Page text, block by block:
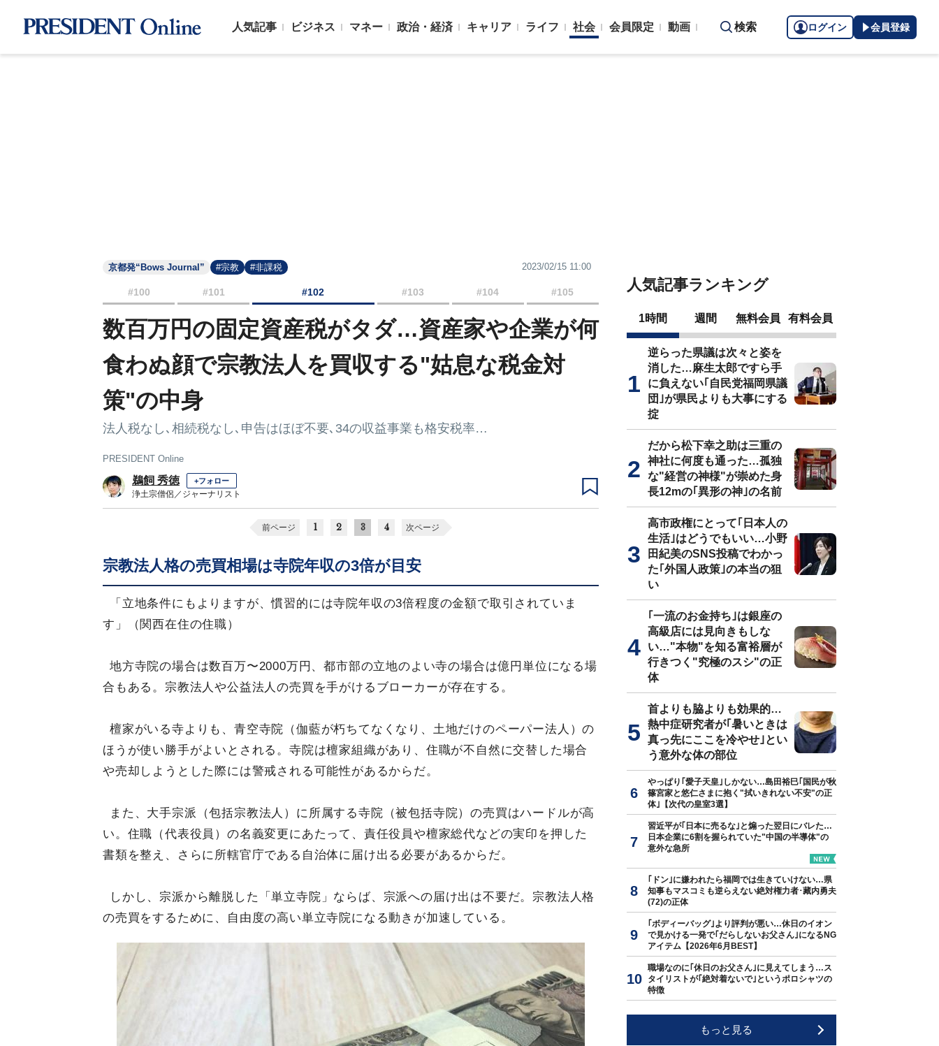
人気記事 ビジネス マネー 政治・経済 キャリア ライフ 社会 会員限定 動画 検索 ログイン 会員登録
京都発“Bows Journal” #宗教 #非課税 2023/02/15 11:00
#100 #101 #102 #103 #104 #105
数百万円の固定資産税がタダ…資産家や企業が何
食わぬ顔で宗教法人を買収する"姑息な税金対
策"の中身
法人税なし､相続税なし､申告はほぼ不要､34の収益事業も格安税率…
PRESIDENT Online
鵜飼 秀徳 +フォロー
浄土宗僧侶／ジャーナリスト
前ページ 1 2 3 4 次ページ
宗教法人格の売買相場は寺院年収の3倍が目安
「立地条件にもよりますが、慣習的には寺院年収の3倍程度の金額で取引されていま
す」（関西在住の住職）
地方寺院の場合は数百万〜2000万円、都市部の立地のよい寺の場合は億円単位になる場
合もある。宗教法人や公益法人の売買を手がけるブローカーが存在する。
檀家がいる寺よりも、青空寺院（伽藍が朽ちてなくなり、土地だけのペーパー法人）の
ほうが使い勝手がよいとされる。寺院は檀家組織があり、住職が不自然に交替した場合
や売却しようとした際には警戒される可能性があるからだ。
また、大手宗派（包括宗教法人）に所属する寺院（被包括寺院）の売買はハードルが高
い。住職（代表役員）の名義変更にあたって、責任役員や檀家総代などの実印を押した
書類を整え、さらに所轄官庁である自治体に届け出る必要があるからだ。
しかし、宗派から離脱した「単立寺院」ならば、宗派への届け出は不要だ。宗教法人格
の売買をするために、自由度の高い単立寺院になる動きが加速している。
人気記事ランキング
1時間 週間 無料会員 有料会員
逆らった県議は次々と姿を
消した…麻生太郎ですら手
に負えない｢自民党福岡県議
団｣が県民よりも大事にする
掟
だから松下幸之助は三重の
神社に何度も通った…孤独
な"経営の神様"が崇めた身
長12mの｢異形の神｣の名前
高市政権にとって｢日本人の
生活｣はどうでもいい…小野
田紀美のSNS投稿でわかっ
た｢外国人政策｣の本当の狙
い
｢一流のお金持ち｣は銀座の
高級店には見向きもしな
い…"本物"を知る富裕層が
行きつく"究極のスシ"の正
体
首よりも脇よりも効果的…
熱中症研究者が｢暑いときは
真っ先にここを冷やせ｣とい
う意外な体の部位
やっぱり｢愛子天皇｣しかない…島田裕巳｢国民が秋
篠宮家と悠仁さまに抱く"拭いきれない不安"の正
体｣【次代の皇室3選】
習近平が｢日本に売るな｣と煽った翌日にバレた…
日本企業に6割を握られていた"中国の半導体"の
意外な急所
｢ドン｣に嫌われたら福岡では生きていけない…県
知事もマスコミも逆らえない絶対権力者･藏内勇夫
(72)の正体
｢ボディーバッグ｣より評判が悪い…休日のイオン
で見かける一発で｢だらしないお父さん｣になるNG
アイテム【2026年6月BEST】
職場なのに｢休日のお父さん｣に見えてしまう…ス
タイリストが｢絶対着ないで｣というポロシャツの
特徴
もっと見る